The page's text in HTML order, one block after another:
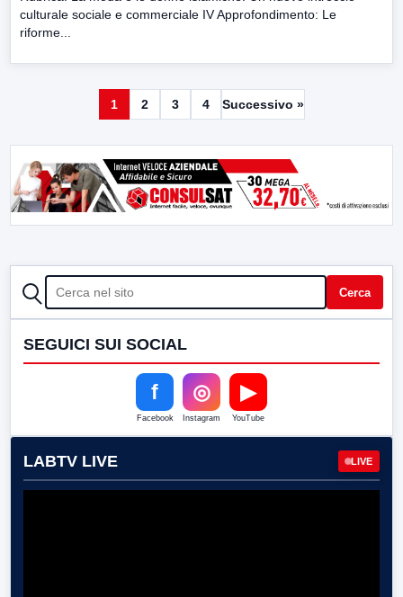
culturale sociale e commerciale IV Approfondimento: Le
riforme...
1 2 3 4 Successivo »
CERCA Cerca
SEGUICI SUI SOCIAL
f
Facebook
◎
Instagram
▶
YouTube
LABTV LIVE LIVE